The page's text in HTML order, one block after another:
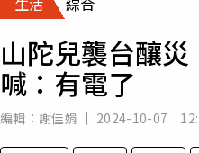
山陀兒襲台釀
喊：有電了
編輯： 謝佳娟 2024-10-07